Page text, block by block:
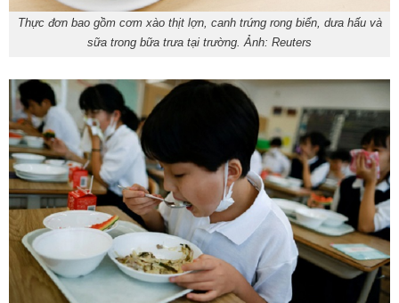
Thực đơn bao gồm cơm xào thịt lợn, canh trứng rong biển, dưa hấu và
sữa trong bữa trưa tại trường. Ảnh: Reuters